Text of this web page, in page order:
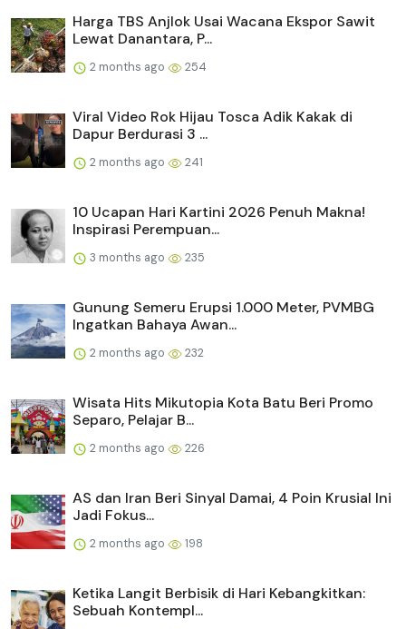
Harga TBS Anjlok Usai Wacana Ekspor Sawit
Lewat Danantara, P...
2 months ago 254
Viral Video Rok Hijau Tosca Adik Kakak di
Dapur Berdurasi 3 ...
2 months ago 241
10 Ucapan Hari Kartini 2026 Penuh Makna!
Inspirasi Perempuan...
3 months ago 235
Gunung Semeru Erupsi 1.000 Meter, PVMBG
Ingatkan Bahaya Awan...
2 months ago 232
Wisata Hits Mikutopia Kota Batu Beri Promo
Separo, Pelajar B...
2 months ago 226
AS dan Iran Beri Sinyal Damai, 4 Poin Krusial Ini
Jadi Fokus...
2 months ago 198
Ketika Langit Berbisik di Hari Kebangkitkan:
Sebuah Kontempl...